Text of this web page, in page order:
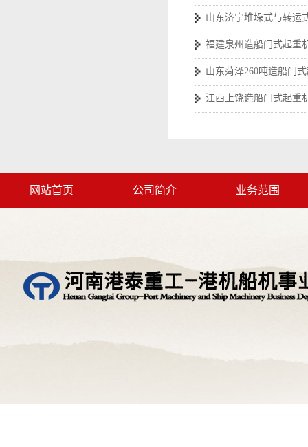
山东济宁堆垛式与转运
福建泉州造船门式起重
山东菏泽260吨造船门
江西上饶造船门式起重
网站首页 公司简介 业务范围